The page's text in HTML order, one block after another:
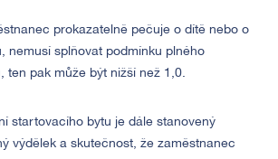
prokazatelně pečuje o dítě nebo o
nemusí splňovat podmínku plného
ten pak může být nižší než 1,0.
startovacího bytu je dále stanovený
výdělek a skutečnost, že zaměstnanec